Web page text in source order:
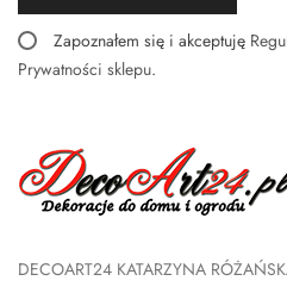
Zapoznałem się i akceptuję
Prywatności sklepu.
DECOART24 KATARZYNA